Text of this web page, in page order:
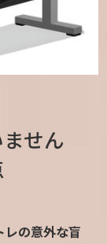
せん
レの意外な盲